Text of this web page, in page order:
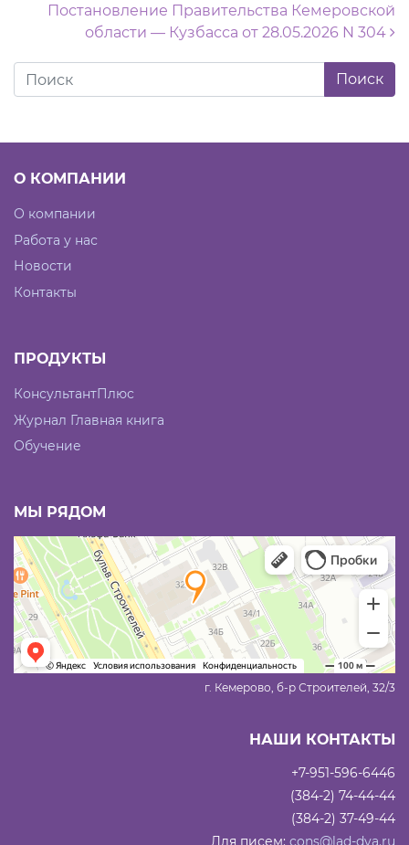
Постановление Правительства Кемеровской
области — Кузбасса от 28.05.2026 N 304
О КОМПАНИИ
О компании
Работа у нас
Новости
Контакты
ПРОДУКТЫ
КонсультантПлюс
Журнал Главная книга
Обучение
МЫ РЯДОМ
г. Кемерово, б-р Строителей, 32/3
НАШИ КОНТАКТЫ
+7-951-596-6446
(384-2) 74-44-44
(384-2) 37-49-44
Для писем: cons@lad-dva.ru